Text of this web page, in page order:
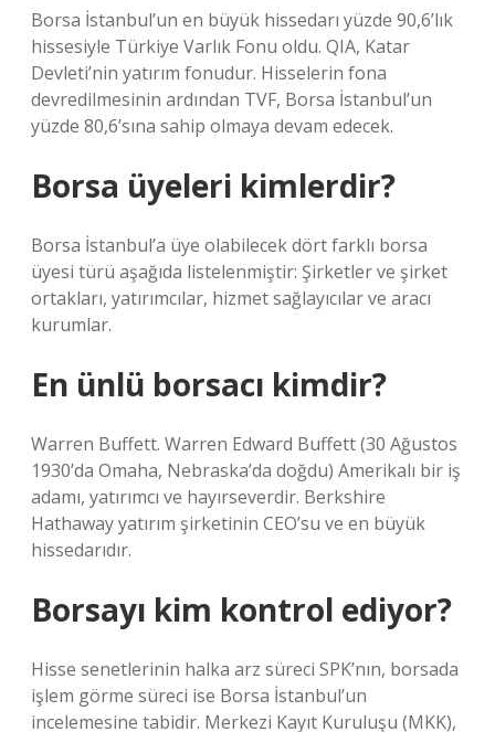
Borsa İstanbul’un en büyük hissedarı yüzde 90,6’lık
hissesiyle Türkiye Varlık Fonu oldu. QIA, Katar
Devleti’nin yatırım fonudur. Hisselerin fona
devredilmesinin ardından TVF, Borsa İstanbul’un
yüzde 80,6’sına sahip olmaya devam edecek.
Borsa üyeleri kimlerdir?
Borsa İstanbul’a üye olabilecek dört farklı borsa
üyesi türü aşağıda listelenmiştir: Şirketler ve şirket
ortakları, yatırımcılar, hizmet sağlayıcılar ve aracı
kurumlar.
En ünlü borsacı kimdir?
Warren Buffett. Warren Edward Buffett (30 Ağustos
1930’da Omaha, Nebraska’da doğdu) Amerikalı bir iş
adamı, yatırımcı ve hayırseverdir. Berkshire
Hathaway yatırım şirketinin CEO’su ve en büyük
hissedarıdır.
Borsayı kim kontrol ediyor?
Hisse senetlerinin halka arz süreci SPK’nın, borsada
işlem görme süreci ise Borsa İstanbul’un
incelemesine tabidir. Merkezi Kayıt Kuruluşu (MKK),